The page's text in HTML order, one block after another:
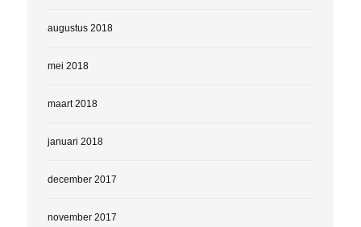
augustus 2018
mei 2018
maart 2018
januari 2018
december 2017
november 2017